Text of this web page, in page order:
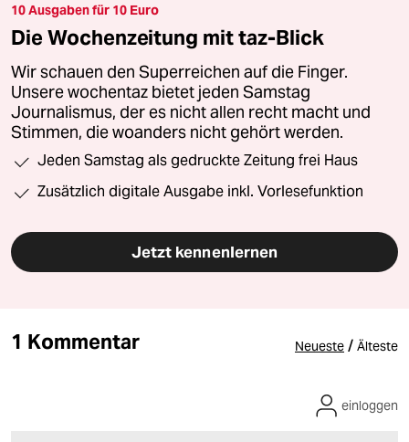
10 Ausgaben für 10 Euro
Die Wochenzeitung mit taz-Blick
Wir schauen den Superreichen auf die Finger.
Unsere wochentaz bietet jeden Samstag
Journalismus, der es nicht allen recht macht und
Stimmen, die woanders nicht gehört werden.
Jeden Samstag als gedruckte Zeitung frei Haus
Zusätzlich digitale Ausgabe inkl. Vorlesefunktion
Jetzt kennenlernen
1 Kommentar Neueste / Älteste
einloggen